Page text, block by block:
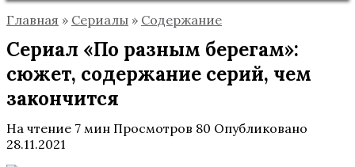
Главная » Сериалы » Содержание
Сериал «По разным берегам»:
сюжет, содержание серий, чем
закончится
На чтение 7 мин Просмотров 80 Опубликовано
28.11.2021